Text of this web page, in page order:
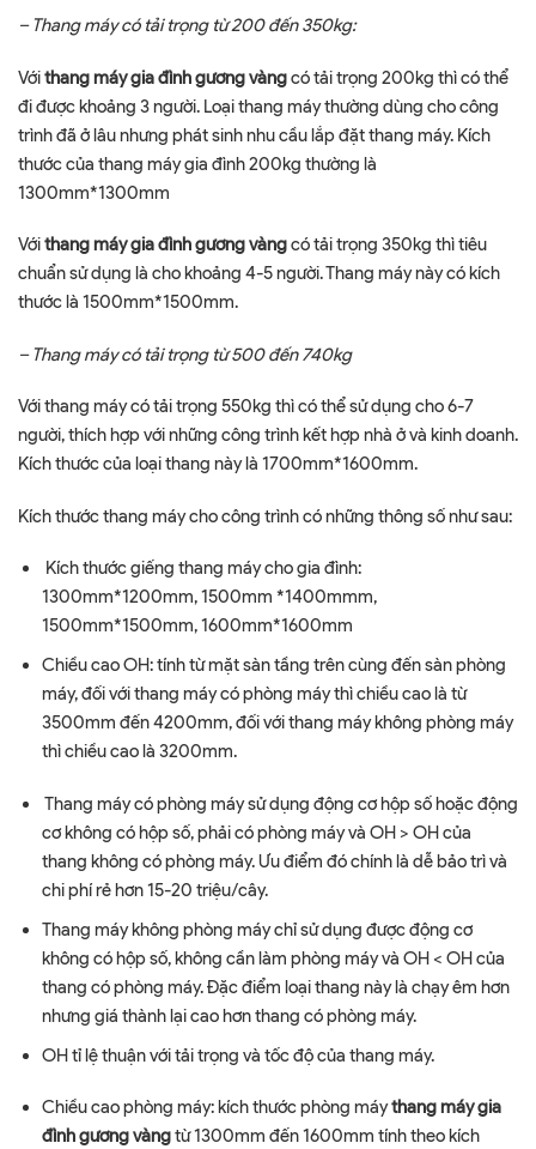
– Thang máy có tải trọng từ 200 đến 350kg:
Vớithang máy gia đình gương vàngcó tải trọng 200kg thì có thể
đi được khoảng 3 người. Loại thang máy thường dùng cho công
trình đã ở lâu nhưng phát sinh nhu cầu lắp đặt thang máy. Kích
thước của thang máy gia đình 200kg thường là
1300mm*1300mm
Vớithang máy gia đình gương vàngcó tải trọng 350kg thì tiêu
chuẩn sử dụng là cho khoảng 4-5 người. Thang máy này có kích
thước là 1500mm*1500mm.
– Thang máy có tải trọng từ 500 đến 740kg
Với thang máy có tải trọng 550kg thì có thể sử dụng cho 6-7
người, thích hợp với những công trình kết hợp nhà ở và kinh doanh.
Kích thước của loại thang này là 1700mm*1600mm.
Kích thước thang máy cho công trình có những thông số như sau:
Kích thước giếng thang máy cho gia đình:
1300mm*1200mm, 1500mm *1400mmm,
1500mm*1500mm, 1600mm*1600mm
Chiều cao OH: tính từ mặt sàn tầng trên cùng đến sàn phòng
máy, đối với thang máy có phòng máy thì chiều cao là từ
3500mm đến 4200mm, đối với thang máy không phòng máy
thì chiều cao là 3200mm.
Thang máy có phòng máy sử dụng động cơ hộp số hoặc động
cơ không có hộp số, phải có phòng máy và OH > OH của
thang không có phòng máy. Ưu điểm đó chính là dễ bảo trì và
chi phí rẻ hơn 15-20 triệu/cây.
Thang máy không phòng máy chỉ sử dụng được động cơ
không có hộp số, không cần làm phòng máy và OH < OH của
thang có phòng máy. Đặc điểm loại thang này là chạy êm hơn
nhưng giá thành lại cao hơn thang có phòng máy.
OH tỉ lệ thuận với tải trọng và tốc độ của thang máy.
Chiều cao phòng máy: kích thước phòng máythang máy gia
đình gương vàngtừ 1300mm đến 1600mm tính theo kích